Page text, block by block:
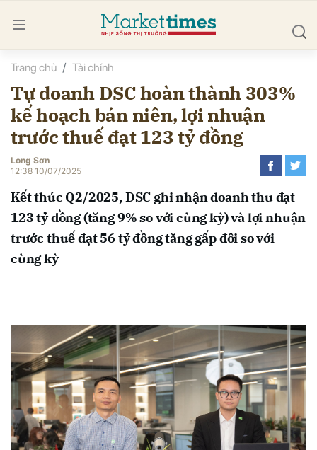
Trang chủ Tài chính
Tự doanh DSC hoàn thành 303%
kế hoạch bán niên, lợi nhuận
trước thuế đạt 123 tỷ đồng
Long Sơn
12:38 10/07/2025
Kết thúc Q2/2025, DSC ghi nhận doanh thu đạt
123 tỷ đồng (tăng 9% so với cùng kỳ) và lợi nhuận
trước thuế đạt 56 tỷ đồng tăng gấp đôi so với
cùng kỳ
luận